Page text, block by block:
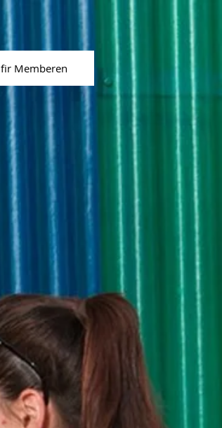
fir Memberen